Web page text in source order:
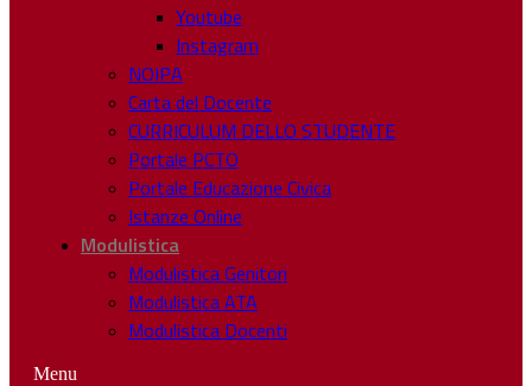
Youtube
Instagram
NOIPA
Carta del Docente
CURRICULUM DELLO STUDENTE
Portale PCTO
Portale Educazione Civica
Istanze Online
Modulistica
Modulistica Genitori
Modulistica ATA
Modulistica Docenti
Menu